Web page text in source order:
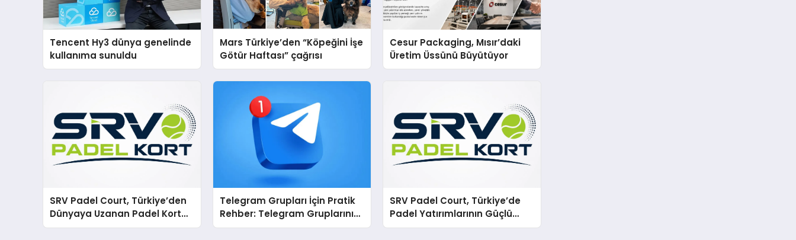
Tencent Hy3 dünya genelinde
kullanıma sunuldu
Mars Türkiye’den “Köpeğini İşe
Götür Haftası” çağrısı
Cesur Packaging, Mısır’daki
Üretim Üssünü Büyütüyor
SRV Padel Court, Türkiye’den
Dünyaya Uzanan Padel Kort
Üretiminde Güvenin Adresi
Telegram Grupları İçin Pratik
Rehber: Telegram Gruplarını
Tek Tek Aramadan Bulun
SRV Padel Court, Türkiye’de
Padel Yatırımlarının Güçlü
Markası Olmayı Sürdürüyor